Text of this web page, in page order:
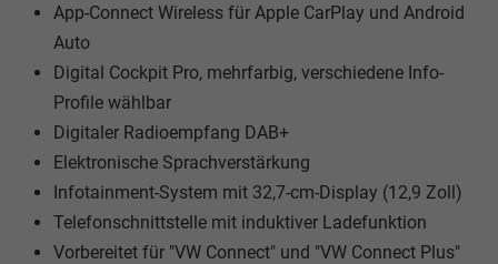
App-Connect Wireless für Apple CarPlay und Android
Auto
Digital Cockpit Pro, mehrfarbig, verschiedene Info-
Profile wählbar
Digitaler Radioempfang DAB+
Elektronische Sprachverstärkung
Infotainment-System mit 32,7-cm-Display (12,9 Zoll)
Telefonschnittstelle mit induktiver Ladefunktion
Vorbereitet für "VW Connect" und "VW Connect Plus"